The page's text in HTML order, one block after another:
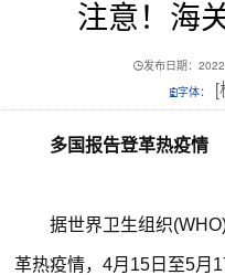
注意！海
发布日期：
字体：
[
多国报告登革热疫情
据世界卫生组织
革热疫情，4月15日至5月